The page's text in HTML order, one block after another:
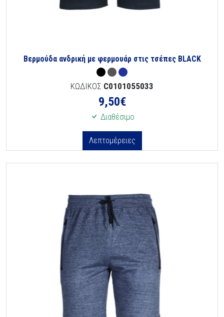
Βερμούδα ανδρική με φερμουάρ στις τσέπες BLACK
ΚΩΔΙΚΟΣ C0101055033
9,50€
Διαθέσιμο
Λεπτομέρειες